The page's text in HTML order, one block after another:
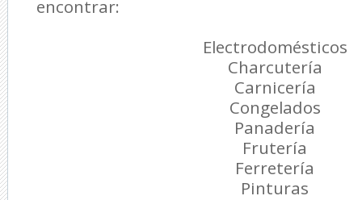
encontrar:
Electrodomésticos
Charcutería
Carnicería
Congelados
Panadería
Frutería
Ferretería
Pinturas